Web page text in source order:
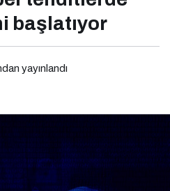
başlatıyor
yayınlandı